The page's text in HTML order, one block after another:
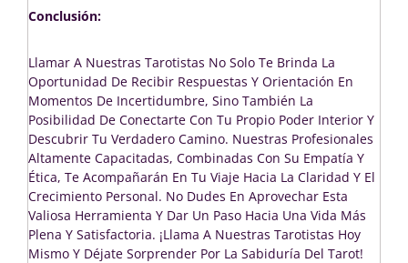
Conclusión:
Llamar A Nuestras Tarotistas No Solo Te Brinda La
Oportunidad De Recibir Respuestas Y Orientación En
Momentos De Incertidumbre, Sino También La
Posibilidad De Conectarte Con Tu Propio Poder Interior Y
Descubrir Tu Verdadero Camino. Nuestras Profesionales
Altamente Capacitadas, Combinadas Con Su Empatía Y
Ética, Te Acompañarán En Tu Viaje Hacia La Claridad Y El
Crecimiento Personal. No Dudes En Aprovechar Esta
Valiosa Herramienta Y Dar Un Paso Hacia Una Vida Más
Plena Y Satisfactoria. ¡Llama A Nuestras Tarotistas Hoy
Mismo Y Déjate Sorprender Por La Sabiduría Del Tarot!